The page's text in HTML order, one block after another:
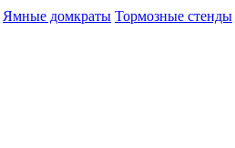
Ямные домкраты Тормозные стенды